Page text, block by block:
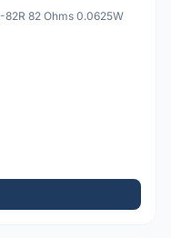
82 Ohms 0.0625W